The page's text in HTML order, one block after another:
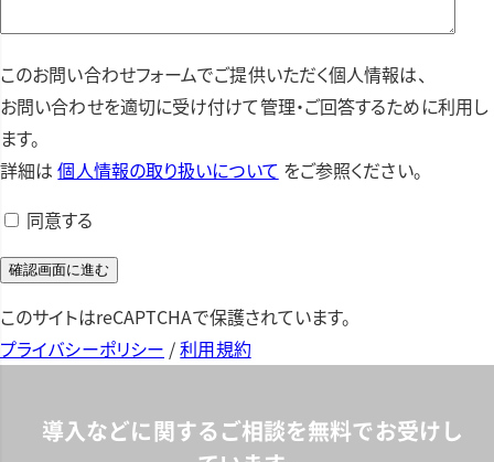
このお問い合わせフォームでご提供いただく個人情報は、
お問い合わせを適切に受け付けて管理・ご回答するために利用し
ます。
詳細は個人情報の取り扱いについて をご参照ください。
同意する
このサイトはreCAPTCHAで保護されています。
プライバシーポリシー /利用規約
導入などに関するご相談を無料でお受けし